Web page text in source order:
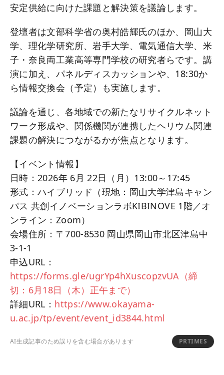
安定供給に向けた課題と解決策を議論します。
登壇者は文部科学省の奥村皓輝氏のほか、岡山大
学、理化学研究所、岩手大学、電気通信大学、米
子・奈良両工業高等専門学校の研究者らです。講
演に加え、パネルディスカッションや、18:30か
ら情報交換会（予定）も実施します。
議論を通じ、各地域での新たなリサイクルネット
ワーク形成や、関係機関が連携したヘリウム関連
課題の解決につながるかが焦点となります。
【イベント情報】
日時：2026年 6月 22日（月）13:00～17:45
形式：ハイブリッド（現地：岡山大学津島キャン
パス 共創イノベーションラボKIBINOVE 1階／オ
ンライン：Zoom）
会場住所：〒700-8530 岡山県岡山市北区津島中
3-1-1
申込URL：
https://forms.gle/ugrYp4hXuscopzvUA（締
切：6月18日（木）正午まで）
詳細URL： https://www.okayama-
u.ac.jp/tp/event/event_id3844.html
AI生成記事のため誤りを含む場合があります PRTIMES